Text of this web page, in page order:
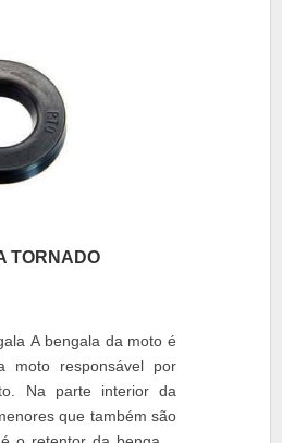
TORNADO
A bengala da moto é
moto responsável por
Na parte interior da
que também são